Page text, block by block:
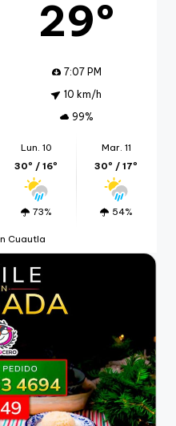
29º
7:07 PM
10 km/h
99%
Lun. 10
30º / 16º
73%
Mar. 11
30º / 17º
54%
Cuautla